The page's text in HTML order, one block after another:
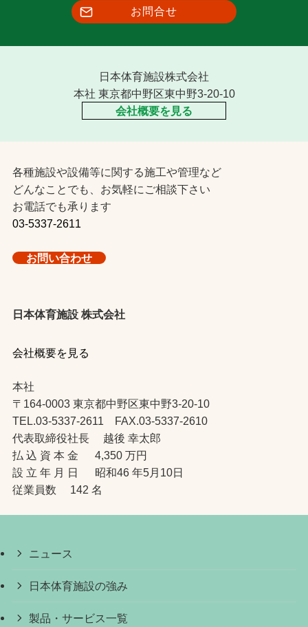
お問合せ
日本体育施設株式会社
本社 東京都中野区東中野3-20-10
会社概要を見る
各種施設や設備等に関する施工や管理など
どんなことでも、お気軽にご相談下さい
お電話でも承ります
03-5337-2611
お問い合わせ
日本体育施設 株式会社
会社概要を見る
本社
〒164-0003 東京都中野区東中野3-20-10
TEL.03-5337-2611 FAX.03-5337-2610
代表取締役社長 越後 幸太郎
払 込 資 本 金 4,350 万円
設 立 年 月 日 昭和46 年5月10日
従業員数 142 名
ニュース
日本体育施設の強み
製品・サービス一覧